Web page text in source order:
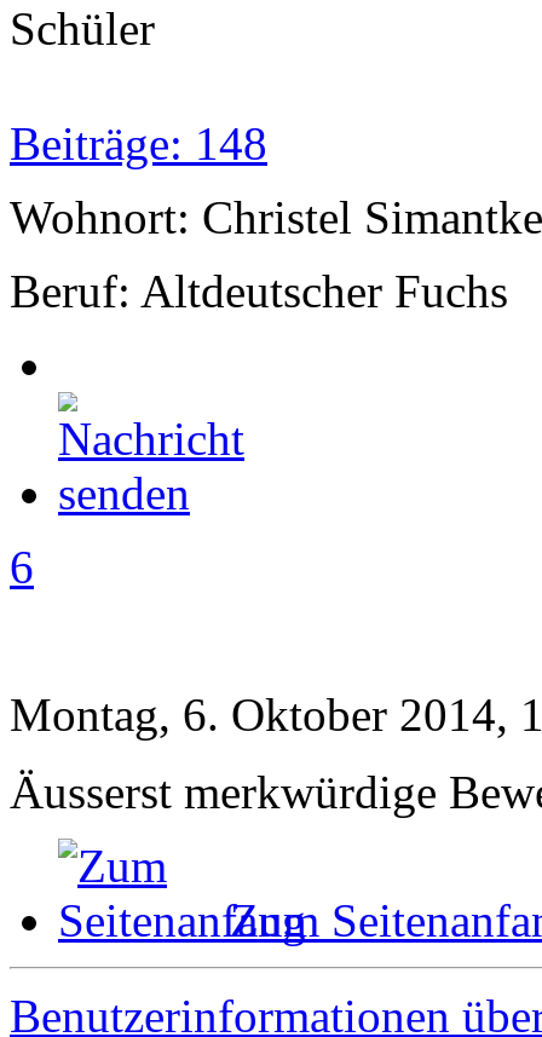
Schüler
Beiträge: 148
Wohnort: Christel Simantke
Beruf: Altdeutscher Fuchs
6
Montag, 6. Oktober 2014,
Äusserst merkwürdige
Zum
Benutzerinformationen